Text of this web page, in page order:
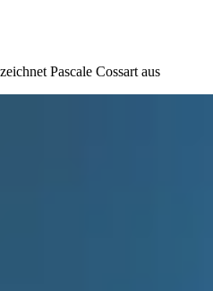
Pascale Cossart aus